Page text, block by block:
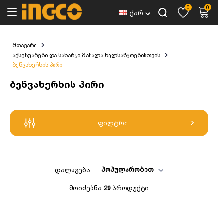
ქარ
0 0
მთავარი
აქსესუარები და სახარჯი მასალა ხელსაწყოებისთვის
ბეწვახერხის პირი
ბეწვახერხის პირი
ფილტრი
დალაგება: პოპულარობით
მოიძებნა 29პროდუქტი